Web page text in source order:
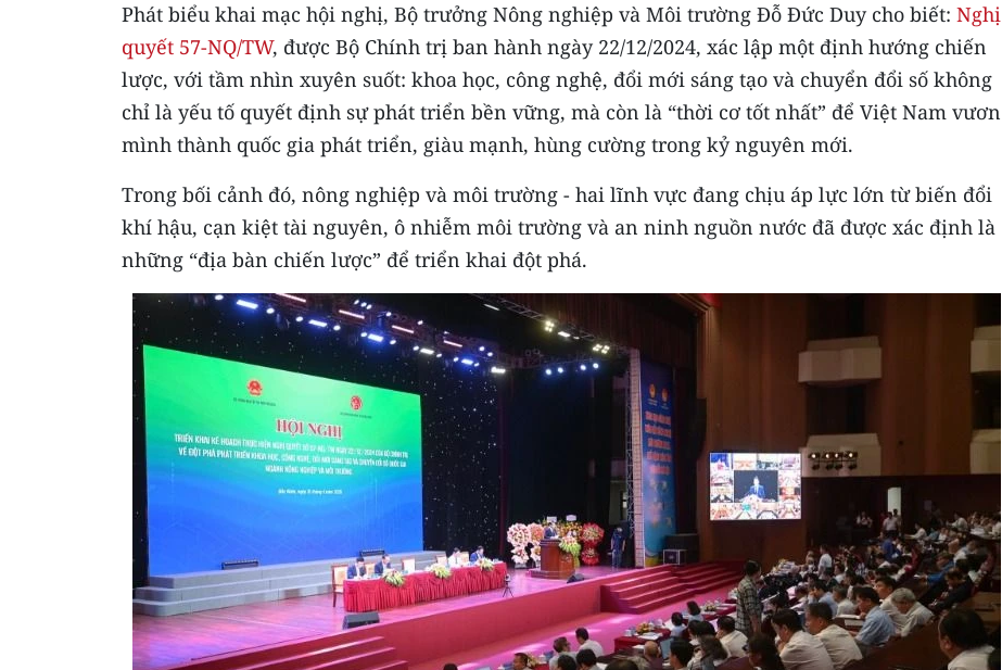
Phát biểu khai mạc hội nghị, Bộ trưởng Nông nghiệp và Môi trường Đỗ Đức Duy cho biết: Nghị
quyết 57-NQ/TW, được Bộ Chính trị ban hành ngày 22/12/2024, xác lập một định hướng chiến
lược, với tầm nhìn xuyên suốt: khoa học, công nghệ, đổi mới sáng tạo và chuyển đổi số không
chỉ là yếu tố quyết định sự phát triển bền vững, mà còn là “thời cơ tốt nhất” để Việt Nam vươn
mình thành quốc gia phát triển, giàu mạnh, hùng cường trong kỷ nguyên mới.
Trong bối cảnh đó, nông nghiệp và môi trường - hai lĩnh vực đang chịu áp lực lớn từ biến đổi
khí hậu, cạn kiệt tài nguyên, ô nhiễm môi trường và an ninh nguồn nước đã được xác định là
những “địa bàn chiến lược” để triển khai đột phá.